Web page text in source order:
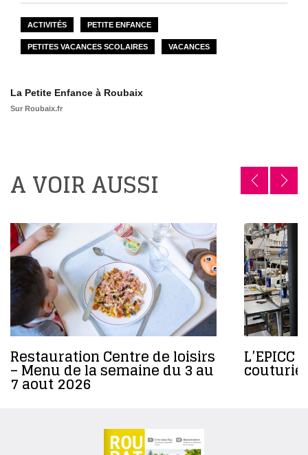
ACTIVITÉS PETITE ENFANCE
PETITES VACANCES SCOLAIRES VACANCES
La Petite Enfance à Roubaix
Sur Roubaix.fr
A VOIR AUSSI
Restauration Centre de loisirs
– Menu de la semaine du 3 au
7 aout 2026